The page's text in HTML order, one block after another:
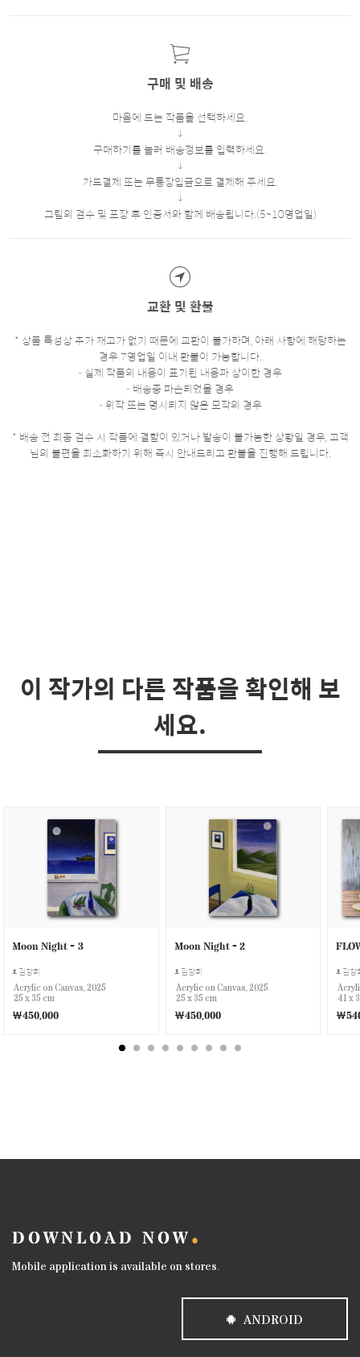
구매 및 배송
마음에 드는 작품을 선택하세요.
구매하기를 눌러 배송정보를 입력하세요.
카드결제 또는 무통장입금으로 결제해 주세요.
그림의 검수 및 포장 후 인증서와 함께 배송됩니다.(5~10영업일)
교환 및 환불
* 상품 특성상 추가 재고가 없기 때문에 교환이 불가하며, 아래 사항에 해당하는
경우 7영업일 이내 환불이 가능합니다.
- 실제 작품의 내용이 표기된 내용과 상이한 경우
- 배송중 파손되었을 경우
- 위작 또는 명시되지 않은 모작의 경우
* 배송 전 최종 검수 시 작품에 결함이 있거나 발송이 불가능한 상황일 경우, 고객
님의 불편을 최소화하기 위해 즉시 안내드리고 환불을 진행해 드립니다.
이 작가의 다른 작품을 확인해 보
세요.
Moon Night - 3
김창회
Acrylic on Canvas, 2025
25 x 35 cm
￦450,000
Moon Night - 2
김창회
Acrylic on Canvas, 2025
25 x 35 cm
￦450,000
김창
41 x
￦
DOWNLOAD NOW
Mobile application is available on stores.
ANDROID